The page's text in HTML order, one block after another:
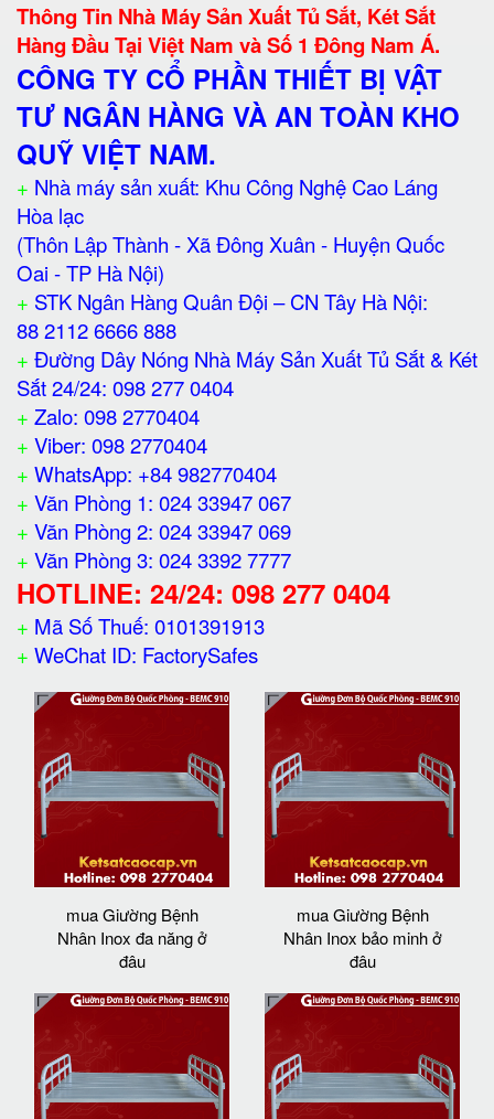
Thông Tin Nhà Máy Sản Xuất Tủ Sắt, Két Sắt
Hàng Đầu Tại Việt Nam và Số 1 Đông Nam Á.
CÔNG TY CỔ PHẦN THIẾT BỊ VẬT
TƯ NGÂN HÀNG VÀ AN TOÀN KHO
QUỸ VIỆT NAM.
+ Nhà máy sản xuất: Khu Công Nghệ Cao Láng
Hòa lạc
(Thôn Lập Thành - Xã Đông Xuân - Huyện Quốc
Oai - TP Hà Nội)
+ STK Ngân Hàng Quân Đội – CN Tây Hà Nội:
88 2112 6666 888
+ Đường Dây Nóng Nhà Máy Sản Xuất Tủ Sắt & Két
Sắt 24/24: 098 277 0404
+ Zalo: 098 2770404
+ Viber: 098 2770404
+ WhatsApp: +84 982770404
+ Văn Phòng 1: 024 33947 067
+ Văn Phòng 2: 024 33947 069
+ Văn Phòng 3: 024 3392 7777
HOTLINE: 24/24: 098 277 0404
+ Mã Số Thuế: 0101391913
+ WeChat ID: FactorySafes
mua Giường Bệnh
Nhân Inox đa năng ở
đâu
mua Giường Bệnh
Nhân Inox bảo minh ở
đâu